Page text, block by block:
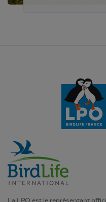
La LPO est le représentant